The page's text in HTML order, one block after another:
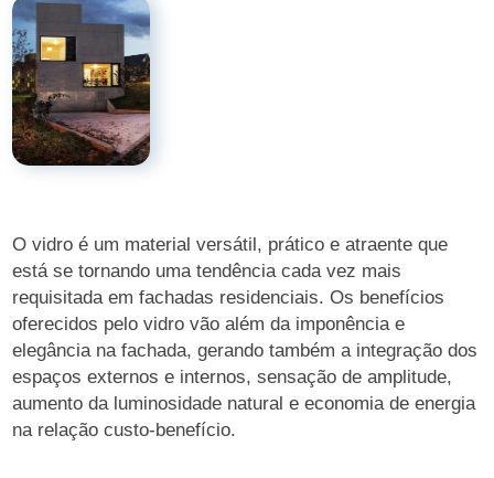
O vidro é um material versátil, prático e atraente que
está se tornando uma tendência cada vez mais
requisitada em fachadas residenciais. Os benefícios
oferecidos pelo vidro vão além da imponência e
elegância na fachada, gerando também a integração dos
espaços externos e internos, sensação de amplitude,
aumento da luminosidade natural e economia de energia
na relação custo-benefício.